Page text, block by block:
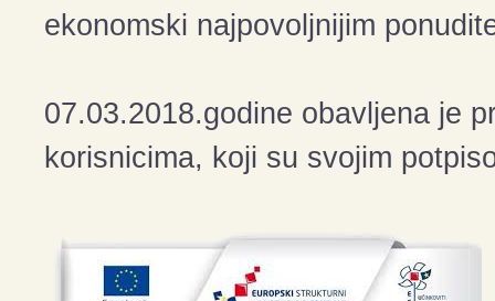
ekonomski najpovoljnijim
07.03.2018.godine obavljena je
korisnicima, koji su svojim